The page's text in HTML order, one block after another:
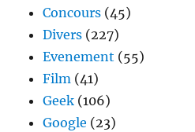
Concours (45)
Divers (227)
Evenement (55)
Film (41)
Geek (106)
Google (23)